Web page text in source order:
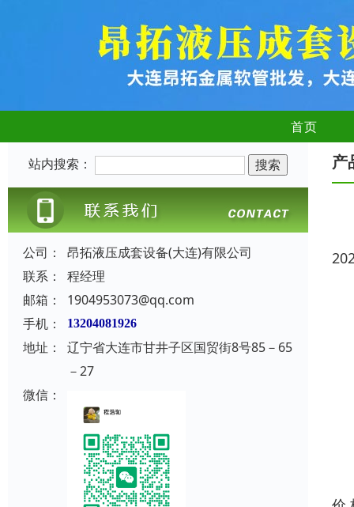
首页
站内搜索：
公司：
昂拓液压成套设备(大连)有限公司
联系：
程经理
邮箱：
1904953073@qq.com
手机：
13204081926
地址：
辽宁省大连市甘井子区国贸街8号85－65
－27
微信：
产